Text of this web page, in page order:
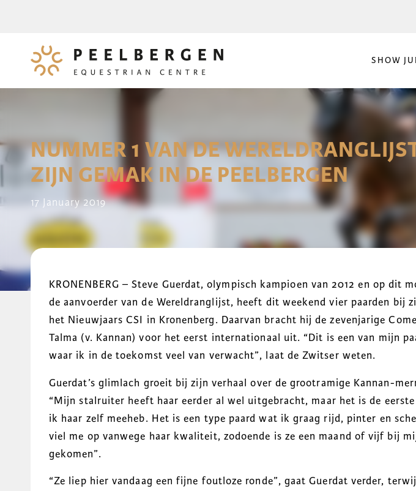
SHOW
NUMMER 1 VAN DE
ZIJN GEMAK IN DE PEELBERGEN
17 January 2019
KRONENBERG – Steve Guerdat, olympisch kampioen van 2012 en op dit
de aanvoerder van de Wereldranglijst, heeft dit weekend vier paarden bij
het Nieuwjaars CSI in Kronenberg. Daarvan bracht hij de zevenjarige
Talma (v. Kannan) voor het eerst internationaal uit. “Dit is een van mijn
waar ik in de toekomst veel van verwacht”, laat de Zwitser weten.
Guerdat’s glimlach groeit bij zijn verhaal over de grootramige Kannan-
“Mijn stalruiter heeft haar eerder al wel uitgebracht, maar het is de
ik haar zelf meeheb. Het is een type paard wat ik graag rijd, pinter en
viel me op vanwege haar kwaliteit, zodoende is ze een maand of vijf bij
gekomen”.
“Ze liep hier vandaag een fijne foutloze ronde”, gaat Guerdat verder,